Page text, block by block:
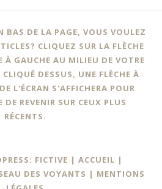
BAS DE LA PAGE, VOUS VOULEZ
CLIQUEZ SUR LA FLÈCHE
À GAUCHE AU MILIEU DE VOTRE
DESSUS, UNE FLÈCHE À
L'ÉCRAN S'AFFICHERA POUR
DE REVENIR SUR CEUX PLUS
RÉCENTS.
FICTIVE | ACCUEIL |
DES VOYANTS | MENTIONS